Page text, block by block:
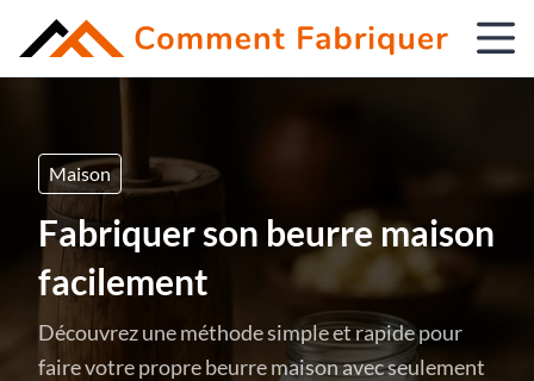
Maison
Fabriquer son beurre maison
facilement
Découvrez une méthode simple et rapide pour
faire votre propre beurre maison avec seulement